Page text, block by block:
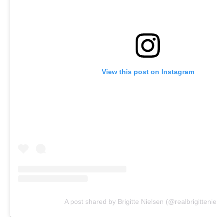
View this post on Instagram
A post shared by Brigitte Nielsen